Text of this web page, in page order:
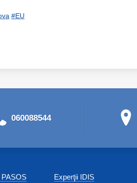
#EU
060088544
Experţii IDIS